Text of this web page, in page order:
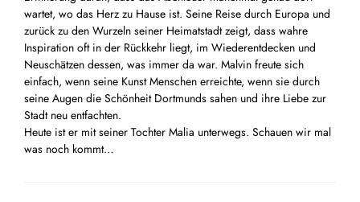
wartet, wo das Herz zu Hause ist. Seine Reise durch Europa und
zurück zu den Wurzeln seiner Heimatstadt zeigt, dass wahre
Inspiration oft in der Rückkehr liegt, im Wiederentdecken und
Neuschätzen dessen, was immer da war. Malvin freute sich
einfach, wenn seine Kunst Menschen erreichte, wenn sie durch
seine Augen die Schönheit Dortmunds sahen und ihre Liebe zur
Stadt neu entfachten.
Heute ist er mit seiner Tochter Malia unterwegs. Schauen wir mal
was noch kommt…